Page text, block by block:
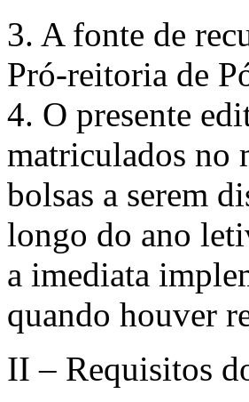
3. A fonte de
Pró-reitoria de
4. O presente
matriculados no
bolsas a serem
longo do ano
a imediata
quando houver
II – Requisitos